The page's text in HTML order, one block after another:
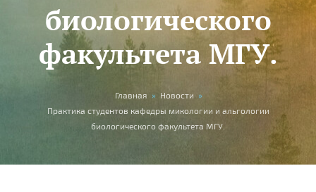
биологического
факультета МГУ.
Вы здесь Главная » Новости »
Практика студентов кафедры микологии и альгологии
биологического факультета МГУ.